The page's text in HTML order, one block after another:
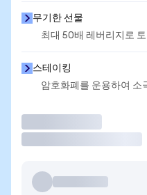
무기한 선물
최대 50배 레버리지로
스테이킹
암호화폐를 운용하여 소